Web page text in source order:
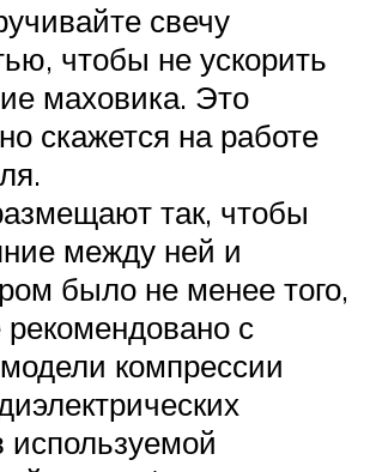
свечу
чтобы не ускорить
маховика. Это
скажется на работе
так, чтобы
между ней и
было не менее того,
рекомендовано с
компрессии
используемой